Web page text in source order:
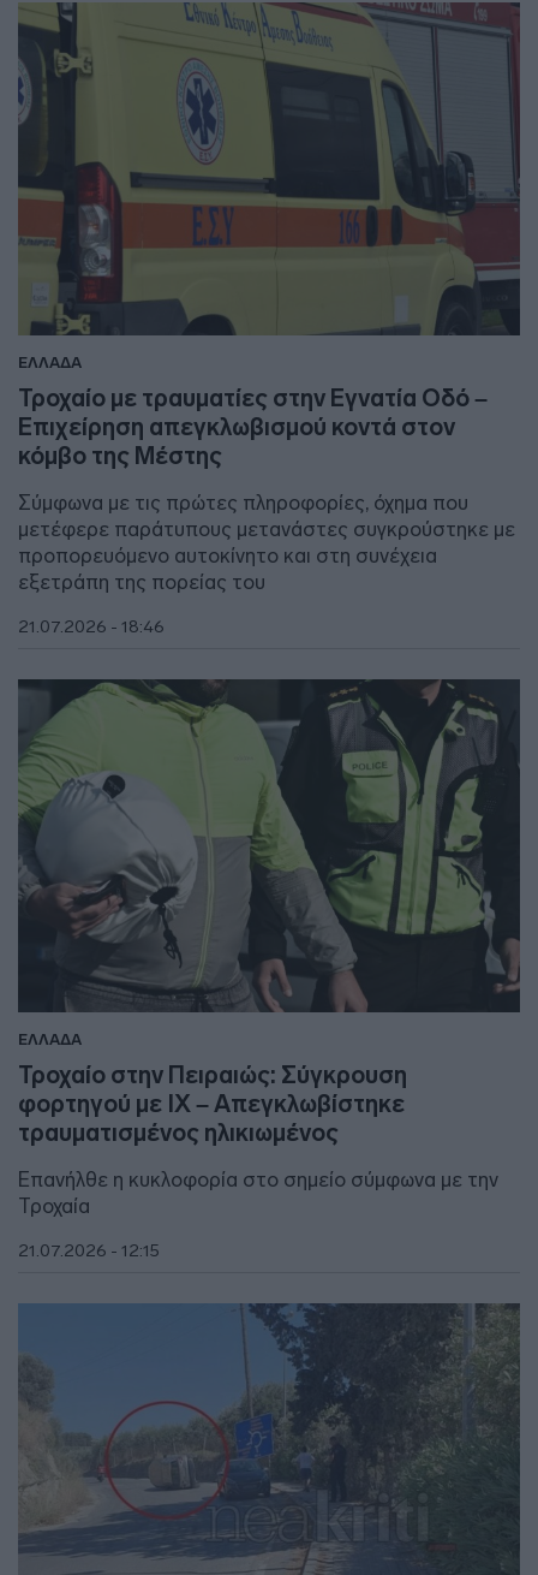
ΕΛΛΑΔΑ
Τροχαίο με τραυματίες στην Εγνατία Οδό –
Επιχείρηση απεγκλωβισμού κοντά στον
κόμβο της Μέστης
Σύμφωνα με τις πρώτες πληροφορίες, όχημα που
μετέφερε παράτυπους μετανάστες συγκρούστηκε με
προπορευόμενο αυτοκίνητο και στη συνέχεια
εξετράπη της πορείας του
21.07.2026 - 18:46
ΕΛΛΑΔΑ
Τροχαίο στην Πειραιώς: Σύγκρουση
φορτηγού με ΙΧ – Απεγκλωβίστηκε
τραυματισμένος ηλικιωμένος
Επανήλθε η κυκλοφορία στο σημείο σύμφωνα με την
Τροχαία
21.07.2026 - 12:15